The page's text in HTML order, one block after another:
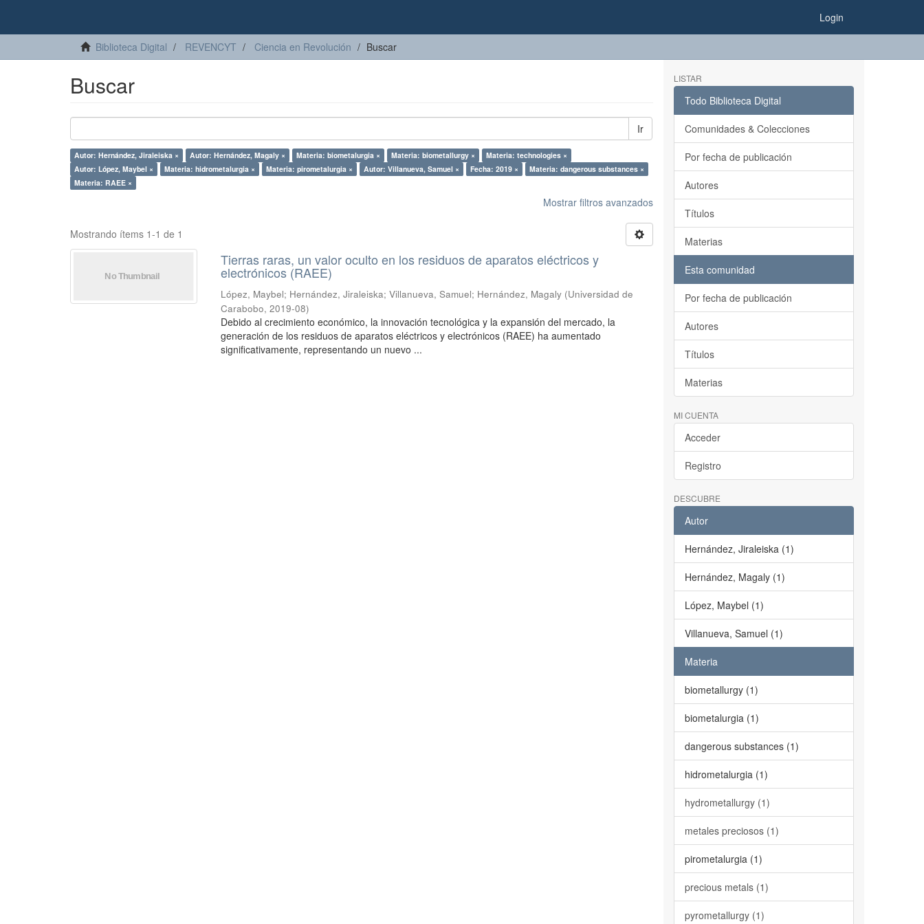
Login
Biblioteca Digital REVENCYT Ciencia en Revolución Buscar
Buscar
Ir
Autor: Hernández, Jiraleiska × Autor: Hernández, Magaly × Materia: biometalurgia × Materia: biometallurgy ×
Materia: technologies ×
Autor: López, Maybel ×
Materia: hidrometalurgia × Materia: pirometalurgia × Autor: Villanueva, Samuel × Fecha: 2019 ×
Materia: dangerous substances ×
Materia: RAEE ×
Mostrar filtros avanzados
Mostrando ítems 1-1 de 1
Tierras raras, un valor oculto en los residuos de aparatos eléctricos y
electrónicos (RAEE)
López, Maybel; Hernández, Jiraleiska;Villanueva, Samuel; Hernández, Magaly (Universidad de
Carabobo,2019-08)
Debido al crecimiento económico, la innovación tecnológica y la expansión del mercado, la
generación de los residuos de aparatos eléctricos y electrónicos (RAEE) ha aumentado
significativamente, representando un nuevo ...
LISTAR
Todo Biblioteca Digital
Comunidades & Colecciones
Por fecha de publicación
Autores
Títulos
Materias
Esta comunidad
Por fecha de publicación
Autores
Títulos
Materias
MI CUENTA
Acceder
Registro
DESCUBRE
Autor
Hernández, Jiraleiska (1)
Hernández, Magaly (1)
López, Maybel (1)
Villanueva, Samuel (1)
Materia
biometallurgy (1)
biometalurgia (1)
dangerous substances (1)
hidrometalurgia (1)
hydrometallurgy (1)
metales preciosos (1)
pirometalurgia (1)
precious metals (1)
pyrometallurgy (1)